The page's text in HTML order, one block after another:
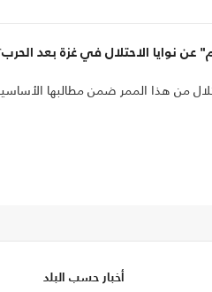
عن نوايا الاحتلال في غزة بعد
من هذا الممر ضمن مطالبها
أخبار حسب البلد